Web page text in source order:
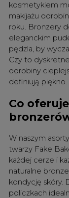
kosmetykiem
makijażu
roku. Bronzery
eleganckim
pędzla, by
Czy to
odrobiny
definiują piękno.
Co
W naszym
twarzy Fake
każdej cerze i
naturalne
kondycję skóry.
policzkach